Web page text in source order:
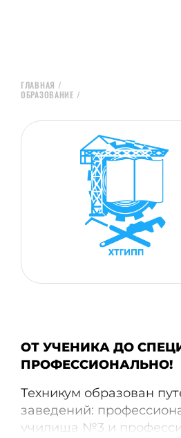
ГЛАВНАЯ /
ОБРАЗОВАНИЕ /
ОТ УЧЕНИКА ДО
ПРОФЕССИОНАЛЬНО!
Техникум образован
заведений:
училища №3 и